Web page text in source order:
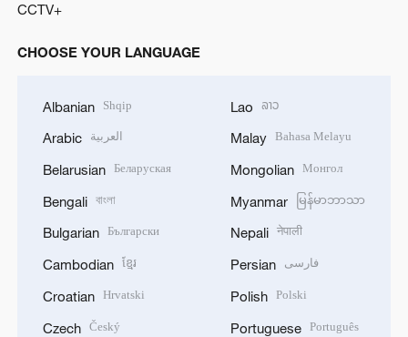
CCTV+
CHOOSE YOUR LANGUAGE
Albanian Shqip
Arabic العربية
Belarusian Беларуская
Bengali বাংলা
Bulgarian Български
Cambodian ខ្មែរ
Croatian Hrvatski
Czech Český
Lao ລາວ
Malay Bahasa Melayu
Mongolian Монгол
Myanmar မြန်မာဘာသာ
Nepali नेपाली
Persian فارسی
Polish Polski
Portuguese Português